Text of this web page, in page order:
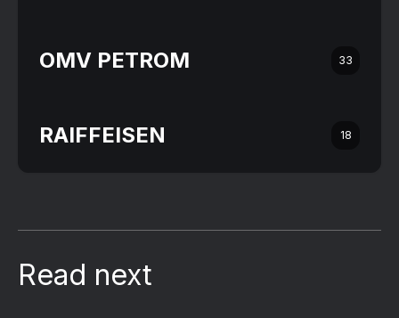
OMV PETROM 33
RAIFFEISEN 18
Read next